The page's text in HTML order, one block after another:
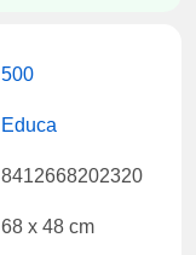
500
Educa
8412668202320
68 x 48 cm